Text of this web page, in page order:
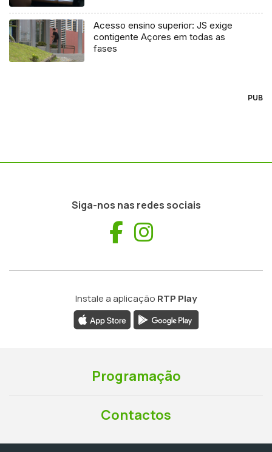
Acesso ensino superior: JS exige
contigente Açores em todas as
fases
PUB
Siga-nos nas redes sociais
Facebook
Instale a aplicação RTP Play
Programação
Contactos